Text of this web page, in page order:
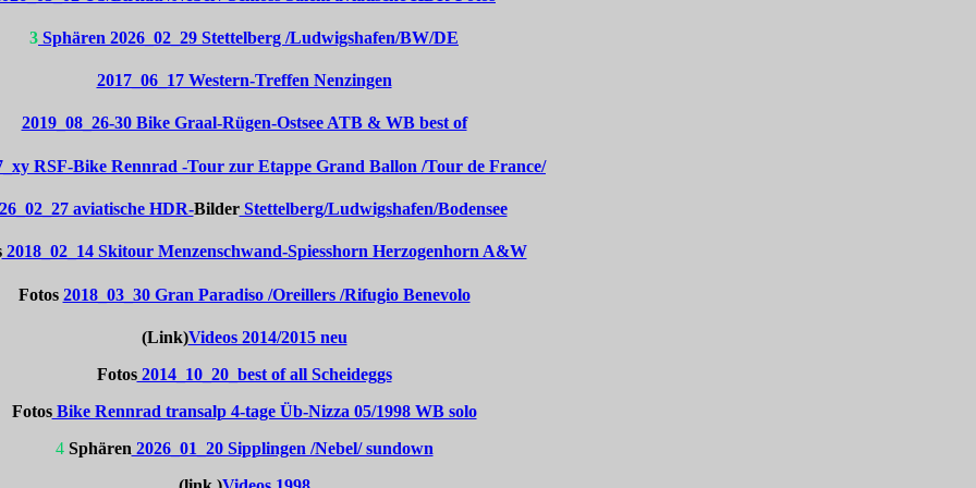
3 Sphären 2026_02_29 Stettelberg /Ludwigshafen/BW/DE
2017_06_17 Western-Treffen Nenzingen
2019_08_26-30 Bike Graal-Rügen-Ostsee ATB & WB best of
RSF-Bike Rennrad -Tour zur Etappe Grand Ballon /Tour de France/
aviatische HDR-BilderStettelberg/Ludwigshafen/Bodensee
2018_02_14 Skitour Menzenschwand-Spiesshorn Herzogenhorn A&W
Fotos 2018_03_30 Gran Paradiso /Oreillers /Rifugio Benevolo
(Link)Videos 2014/2015 neu
Fotos2014_10_20_best of all Scheideggs
FotosBike Rennrad transalp 4-tage Üb-Nizza 05/1998 WB solo
4 Sphären 2026_01_20 Sipplingen /Nebel/ sundown